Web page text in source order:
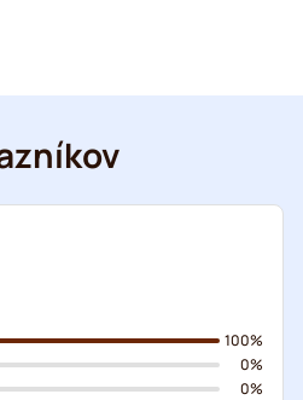
100%
0%
0%